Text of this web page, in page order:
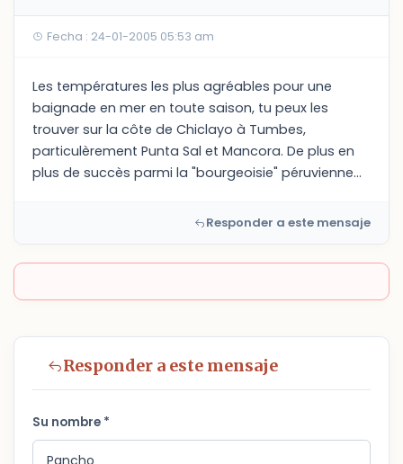
Fecha : 24-01-2005 05:53 am
Les températures les plus agréables pour une
baignade en mer en toute saison, tu peux les
trouver sur la côte de Chiclayo à Tumbes,
particulèrement Punta Sal et Mancora. De plus en
plus de succès parmi la "bourgeoisie" péruvienne...
Responder a este mensaje
Responder a este mensaje
Su nombre *